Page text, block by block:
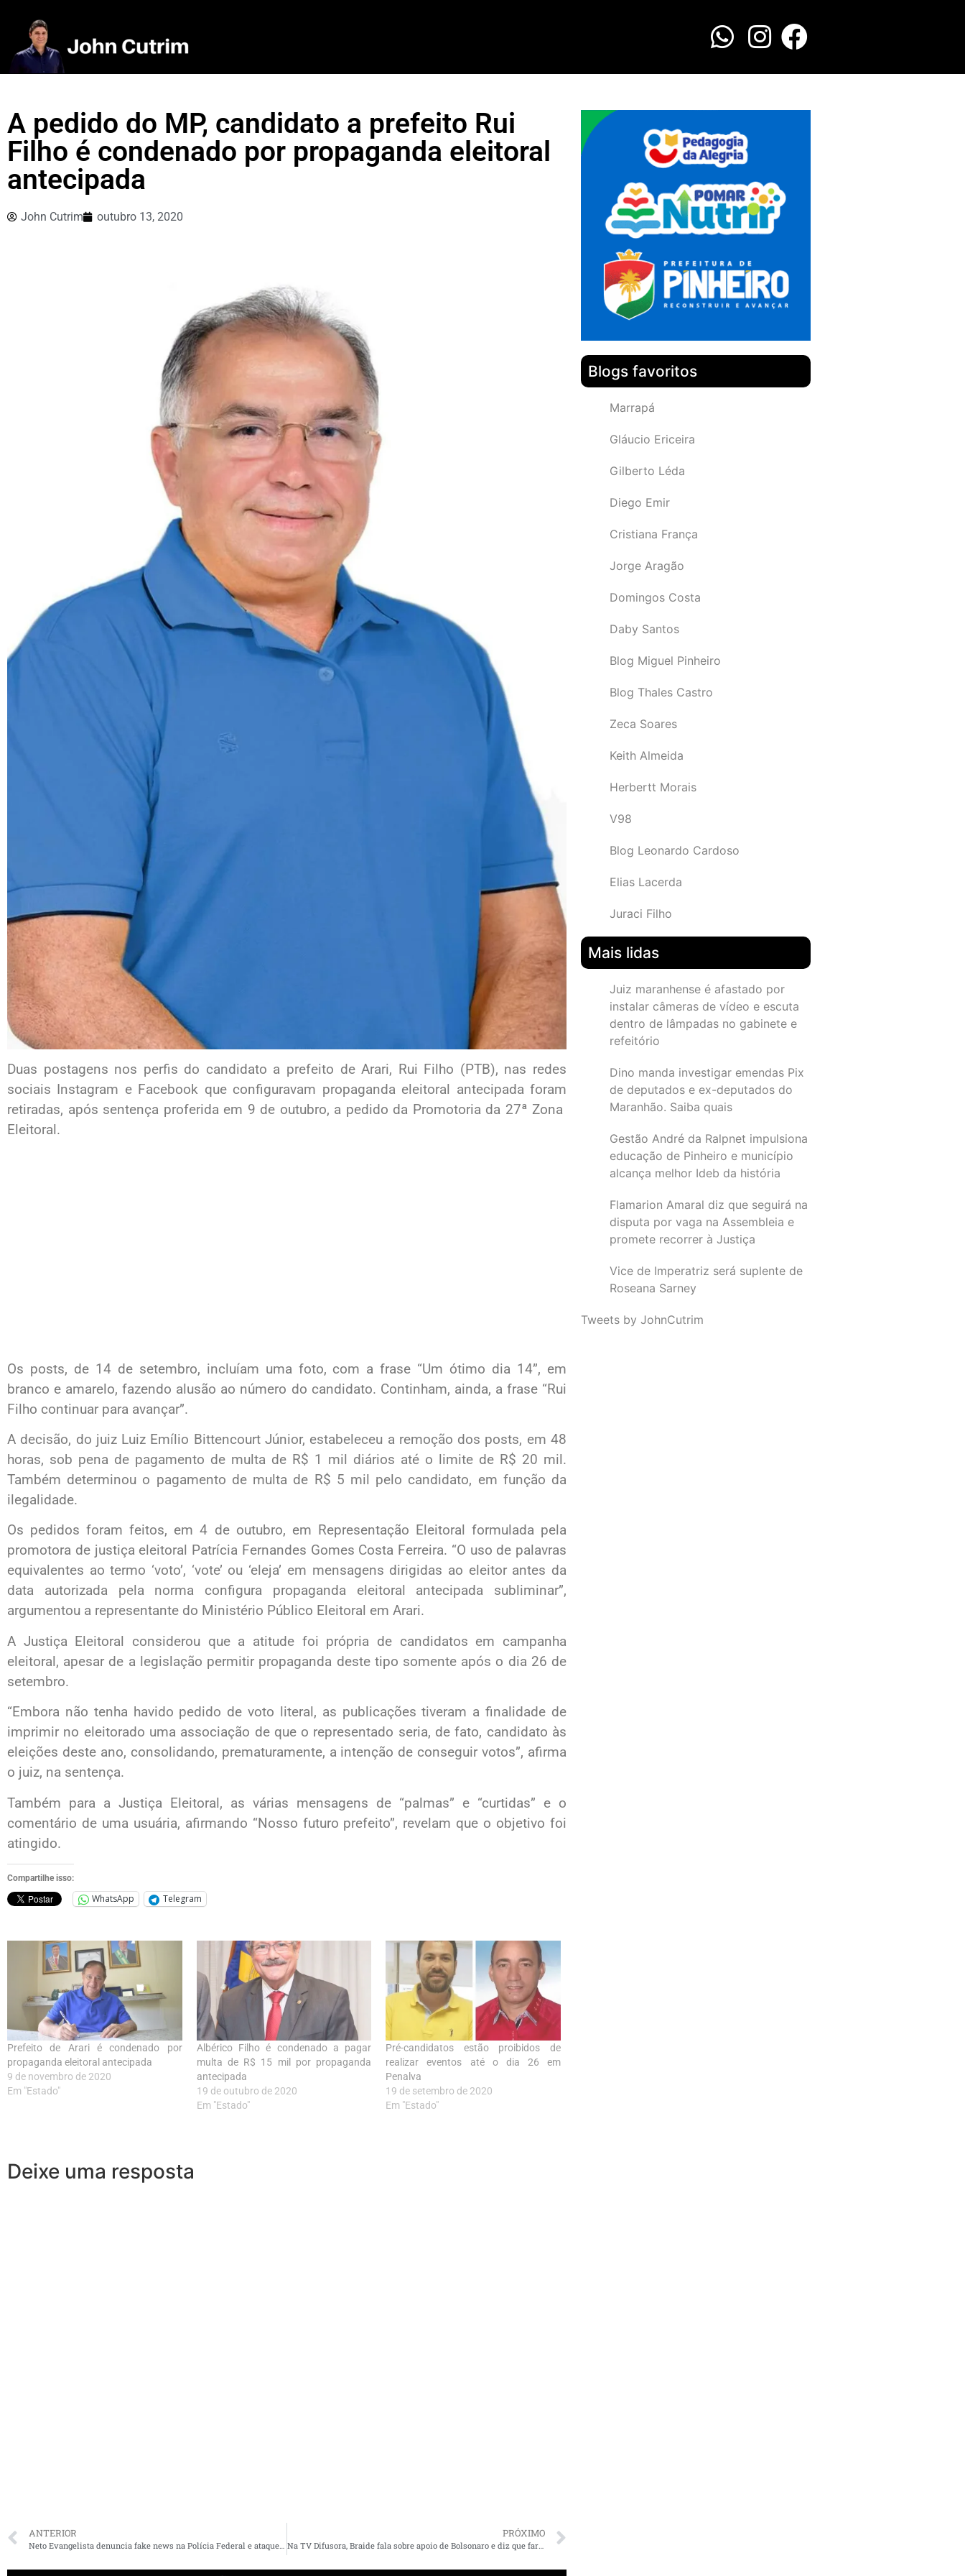
A pedido do MP, candidato a prefeito Rui
Filho é condenado por propaganda eleitoral
antecipada
John Cutrim outubro 13, 2020
Duas postagens nos perfis do candidato a prefeito de Arari, Rui Filho (PTB), nas redes
sociais Instagram e Facebook que configuravam propaganda eleitoral antecipada foram
retiradas, após sentença proferida em 9 de outubro, a pedido da Promotoria da 27ª Zona
Eleitoral.
Os posts, de 14 de setembro, incluíam uma foto, com a frase “Um ótimo dia 14”, em
branco e amarelo, fazendo alusão ao número do candidato. Continham, ainda, a frase “Rui
Filho continuar para avançar”.
A decisão, do juiz Luiz Emílio Bittencourt Júnior, estabeleceu a remoção dos posts, em 48
horas, sob pena de pagamento de multa de R$ 1 mil diários até o limite de R$ 20 mil.
Também determinou o pagamento de multa de R$ 5 mil pelo candidato, em função da
ilegalidade.
Os pedidos foram feitos, em 4 de outubro, em Representação Eleitoral formulada pela
promotora de justiça eleitoral Patrícia Fernandes Gomes Costa Ferreira. “O uso de palavras
equivalentes ao termo ‘voto’, ‘vote’ ou ‘eleja’ em mensagens dirigidas ao eleitor antes da
data autorizada pela norma configura propaganda eleitoral antecipada subliminar”,
argumentou a representante do Ministério Público Eleitoral em Arari.
A Justiça Eleitoral considerou que a atitude foi própria de candidatos em campanha
eleitoral, apesar de a legislação permitir propaganda deste tipo somente após o dia 26 de
setembro.
“Embora não tenha havido pedido de voto literal, as publicações tiveram a finalidade de
imprimir no eleitorado uma associação de que o representado seria, de fato, candidato às
eleições deste ano, consolidando, prematuramente, a intenção de conseguir votos”, afirma
o juiz, na sentença.
Também para a Justiça Eleitoral, as várias mensagens de “palmas” e “curtidas” e o
comentário de uma usuária, afirmando “Nosso futuro prefeito”, revelam que o objetivo foi
atingido.
Compartilhe isso:
WhatsApp Telegram
Prefeito de Arari é condenado por
propaganda eleitoral antecipada
9 de novembro de 2020
Em "Estado"
Albérico Filho é condenado a pagar
multa de R$ 15 mil por propaganda
antecipada
19 de outubro de 2020
Em "Estado"
Pré-candidatos estão proibidos de
realizar eventos até o dia 26 em
Penalva
19 de setembro de 2020
Em "Estado"
Deixe uma resposta
ANTERIOR
Neto Evangelista denuncia fake news na Polícia Federal e ataques podem levar à cassação da chapa que patrocinou disparos
PRÓXIMO
Na TV Difusora, Braide fala sobre apoio de Bolsonaro e diz que fará parceria com governo Flávio Dino
Blogs favoritos
Marrapá
Gláucio Ericeira
Gilberto Léda
Diego Emir
Cristiana França
Jorge Aragão
Domingos Costa
Daby Santos
Blog Miguel Pinheiro
Blog Thales Castro
Zeca Soares
Keith Almeida
Herbertt Morais
V98
Blog Leonardo Cardoso
Elias Lacerda
Juraci Filho
Mais lidas
Juiz maranhense é afastado por
instalar câmeras de vídeo e escuta
dentro de lâmpadas no gabinete e
refeitório
Dino manda investigar emendas Pix
de deputados e ex-deputados do
Maranhão. Saiba quais
Gestão André da Ralpnet impulsiona
educação de Pinheiro e município
alcança melhor Ideb da história
Flamarion Amaral diz que seguirá na
disputa por vaga na Assembleia e
promete recorrer à Justiça
Vice de Imperatriz será suplente de
Roseana Sarney
Tweets by JohnCutrim